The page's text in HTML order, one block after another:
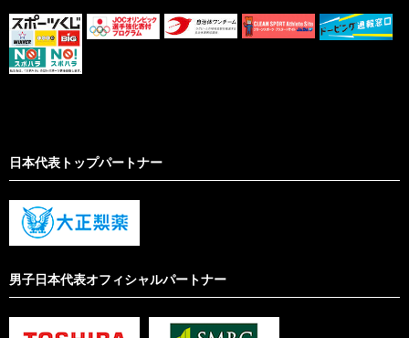
日本代表トップパートナー
男子日本代表オフィシャルパートナー